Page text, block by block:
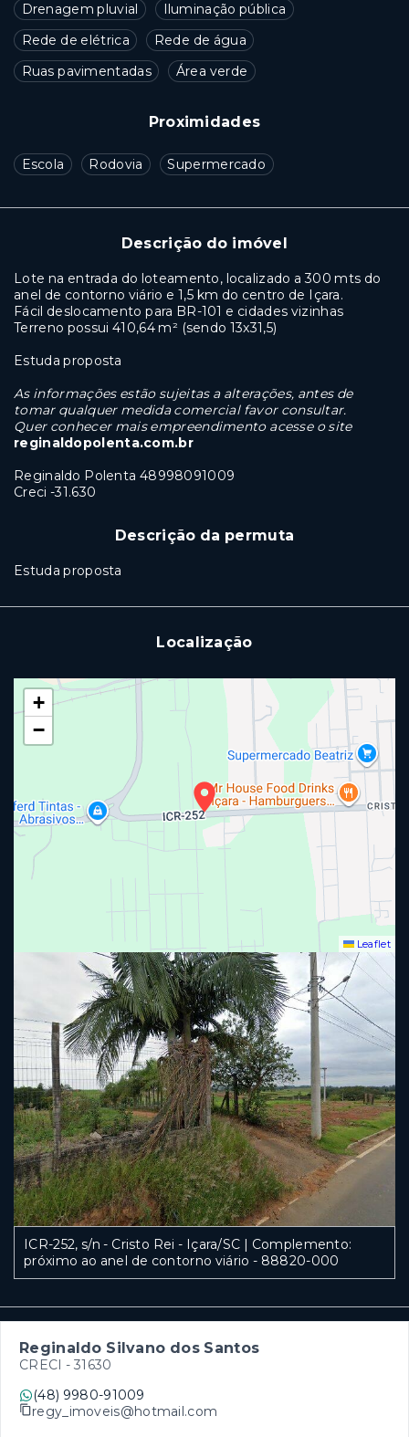
Drenagem pluvial
Iluminação pública
Rede de elétrica
Rede de água
Ruas pavimentadas
Área verde
Proximidades
Escola Rodovia Supermercado
Descrição do imóvel
Lote na entrada do loteamento, localizado a 300 mts do
anel de contorno viário e 1,5 km do centro de Içara.
Fácil deslocamento para BR-101 e cidades vizinhas
Terreno possui 410,64 m² (sendo 13x31,5)
Estuda proposta
As informações estão sujeitas a alterações, antes de
tomar qualquer medida comercial favor consultar.
Quer conhecer mais empreendimento acesse o site
reginaldopolenta.com.br
Reginaldo Polenta 48998091009
Creci -31.630
Descrição da permuta
Estuda proposta
Localização
+
−
Leaflet
ICR-252, s/n - Cristo Rei - Içara/SC | Complemento:
próximo ao anel de contorno viário - 88820-000
Reginaldo Silvano dos Santos
CRECI - 31630
(48) 9980-91009
regy_imoveis@hotmail.com